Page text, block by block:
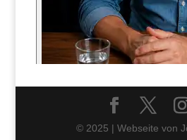
© 2025 | Webseite von